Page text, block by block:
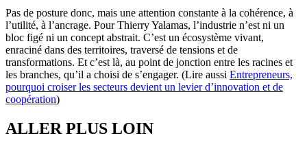
Pas de posture donc, mais une attention constante à la cohérence, à
l’utilité, à l’ancrage. Pour Thierry Yalamas, l’industrie n’est ni un
bloc figé ni un concept abstrait. C’est un écosystème vivant,
enraciné dans des territoires, traversé de tensions et de
transformations. Et c’est là, au point de jonction entre les racines et
les branches, qu’il a choisi de s’engager. (Lire aussi Entrepreneurs,
pourquoi croiser les secteurs devient un levier d’innovation et de
coopération)
ALLER PLUS LOIN